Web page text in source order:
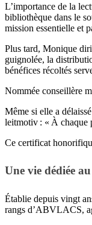
L’importance de la
bibliothèque dans le
mission essentielle et
Plus tard, Monique
guignolée, la
bénéfices récoltés
Nommée conseillère
Même si elle a
leitmotiv : « À chaque
Ce certificat
Une vie dédiée
Établie depuis vingt
rangs d’ABVLACS,